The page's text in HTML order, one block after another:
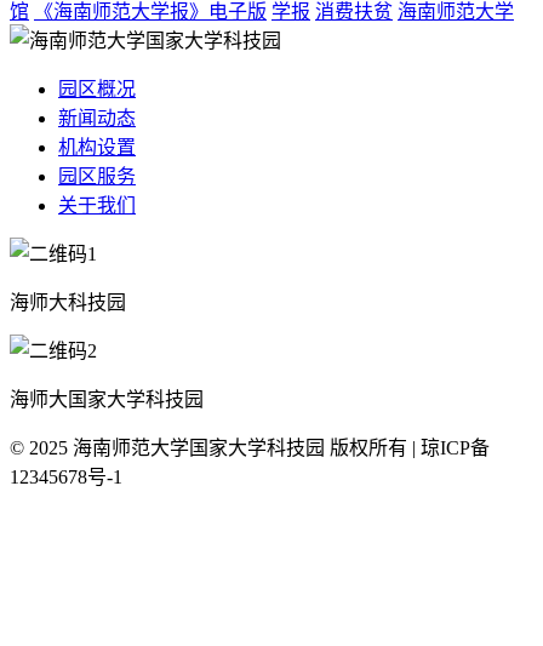
馆
《海南师范大学报》电子版 学报 消费扶贫 海南师范大学
园区概况
新闻动态
机构设置
园区服务
关于我们
海师大科技园
海师大国家大学科技园
© 2025 海南师范大学国家大学科技园 版权所有 | 琼ICP备
12345678号-1